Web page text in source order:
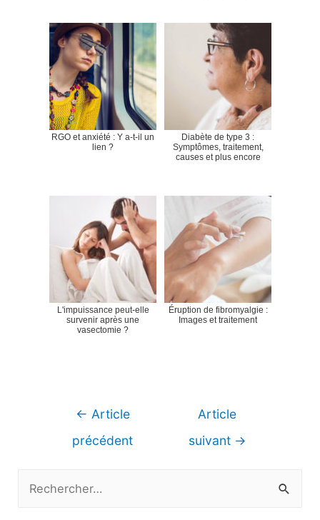
RGO et anxiété : Y a-t-il un
lien ?
Diabète de type 3 :
Symptômes, traitement,
causes et plus encore
L'impuissance peut-elle
survenir après une
vasectomie ?
Éruption de fibromyalgie :
Images et traitement
Navigation
← Article
précédent
Article
suivant →